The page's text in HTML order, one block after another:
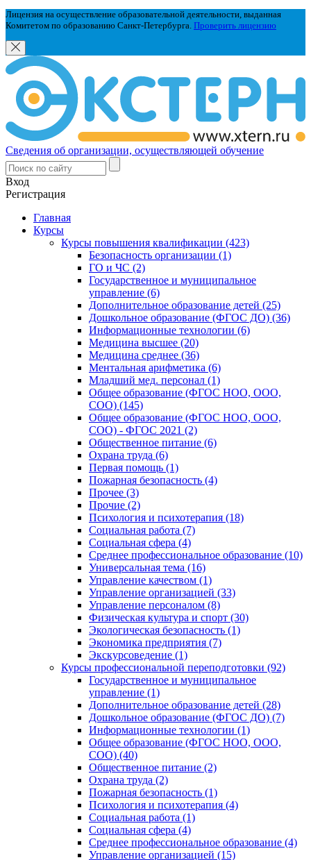
Лицензия на осуществление образовательной деятельности, выданная
Комитетом по образованию Санкт-Петербурга. Проверить лицензию
Сведения об организации, осуществляющей обучение
Вход
Регистрация
Главная
Курсы
Курсы повышения квалификации (423)
Безопасность организации (1)
ГО и ЧС (2)
Государственное и муниципальное
управление (6)
Дополнительное образование детей (25)
Дошкольное образование (ФГОС ДО) (36)
Информационные технологии (6)
Медицина высшее (20)
Медицина среднее (36)
Ментальная арифметика (6)
Младший мед. персонал (1)
Общее образование (ФГОС НОО, ООО,
СОО) (145)
Общее образование (ФГОС НОО, ООО,
СОО) - ФГОС 2021 (2)
Общественное питание (6)
Охрана труда (6)
Первая помощь (1)
Пожарная безопасность (4)
Прочее (3)
Прочие (2)
Психология и психотерапия (18)
Социальная работа (7)
Социальная сфера (4)
Среднее профессиональное образование (10)
Универсальная тема (16)
Управление качеством (1)
Управление организацией (33)
Управление персоналом (8)
Физическая культура и спорт (30)
Экологическая безопасность (1)
Экономика предприятия (7)
Экскурсоведение (1)
Курсы профессиональной переподготовки (92)
Государственное и муниципальное
управление (1)
Дополнительное образование детей (28)
Дошкольное образование (ФГОС ДО) (7)
Информационные технологии (1)
Общее образование (ФГОС НОО, ООО,
СОО) (40)
Общественное питание (2)
Охрана труда (2)
Пожарная безопасность (1)
Психология и психотерапия (4)
Социальная работа (1)
Социальная сфера (4)
Среднее профессиональное образование (4)
Управление организацией (15)